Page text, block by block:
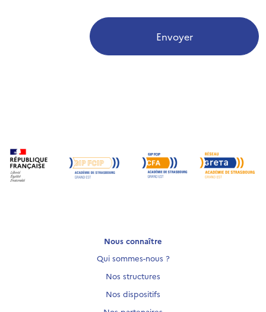
Envoyer
Nous connaître
Qui sommes-nous ?
Nos structures
Nos dispositifs